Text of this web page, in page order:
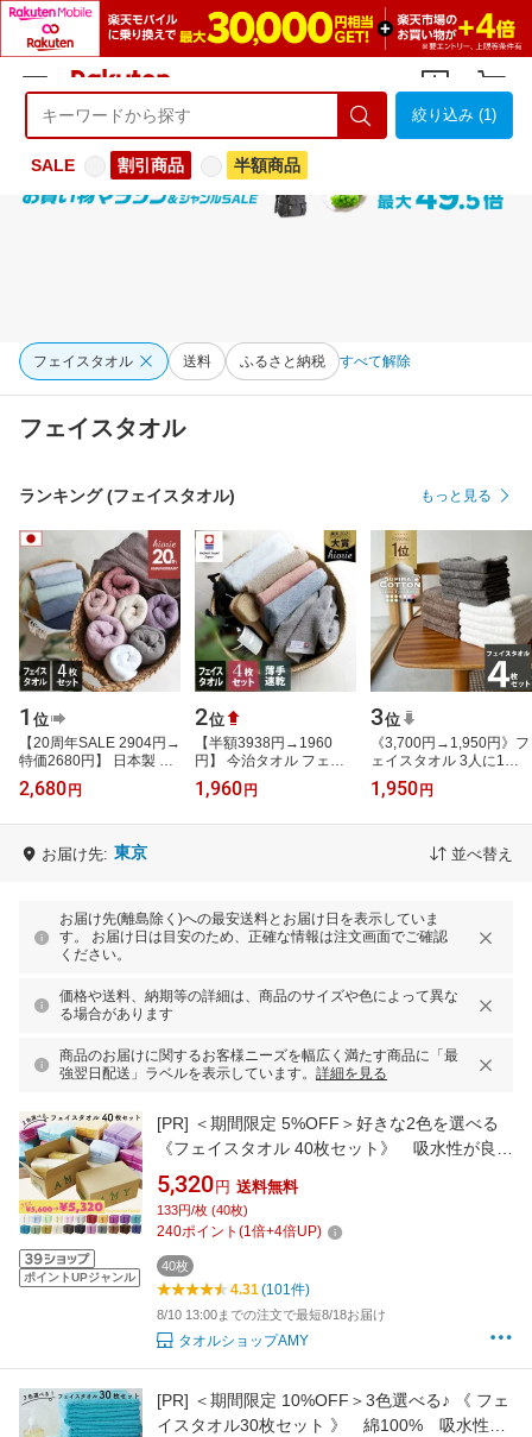
ようこそ 楽天市場へ ログイン
絞り込み (1)
SALE 割引商品 半額商品
フェイスタオル 送料 ふるさと納税 すべて解除
フェイスタオル
ランキング (フェイスタオル) もっと見る
1 位
【20周年SALE 2904円→
特価2680円】 日本製 ホ
テルスタイルタオル スタ
ンダード フェイスタオル
2,680 円
2位
【半額3938円→1960
円】 今治タオル フェイ
スタオル 4枚セット 速乾
シンプルタオル / 約
1,960 円
3位
《3,700円→1,950円》フ
ェイスタオル 3人に1人
がリピート タオル 同色 4
枚 セット ホテルタイプ
1,950 円
お届け先: 東京 並べ替え
お届け先(離島除く)への最安送料とお届け日を表示していま
す。 お届け日は目安のため、正確な情報は注文画面でご確認
ください。
価格や送料、納期等の詳細は、商品のサイズや色によって異な
る場合があります
商品のお届けに関するお客様ニーズを幅広く満たす商品に「最
強翌日配送」ラベルを表示しています。 詳細を見る
ポイントUPジャンル
[PR] ＜期間限定 5%OFF＞好きな2色を選べる
《フェイスタオル 40枚セット》 吸水性が良い
ガムシャタオル 薄手で収納コンパクト 約
34×80cm 綿100%キッチン、洗面、浴用には
もちろん、持ち運びにもピッタリ！美容室など
5,320 円 送料無料
133円/枚 (40枚)
240ポイント (1倍+4倍UP)
40枚
4.31(101件)
8/10 13:00までの注文で最短8/18お届け
タオルショップAMY
[PR] ＜期間限定 10%OFF＞3色選べる♪ 《 フェ
イスタオル30枚セット 》 綿100% 吸水性が